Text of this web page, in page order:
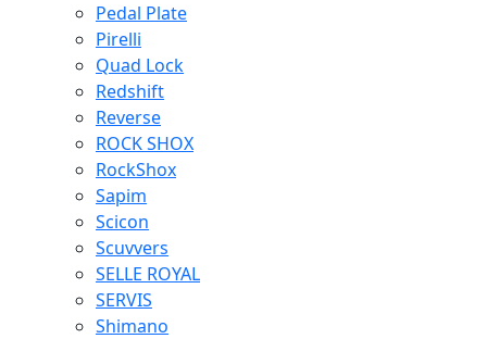
Pedal Plate
Pirelli
Quad Lock
Redshift
Reverse
ROCK SHOX
RockShox
Sapim
Scicon
Scuvvers
SELLE ROYAL
SERVIS
Shimano